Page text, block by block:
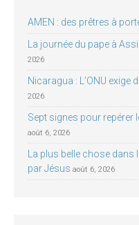
AMEN : des prêtres à
La journée du pape à
2026
Nicaragua : L’ONU exige
2026
Sept signes pour repérer
août 6, 2026
La plus belle chose dans
par Jésus août 6, 2026